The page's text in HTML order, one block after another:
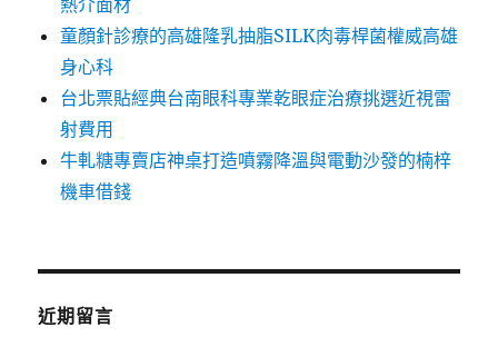
熱介面材
童顏針診療的高雄隆乳抽脂SILK肉毒桿菌權威高雄
身心科
台北票貼經典台南眼科專業乾眼症治療挑選近視雷
射費用
牛軋糖專賣店神桌打造噴霧降溫與電動沙發的楠梓
機車借錢
近期留言